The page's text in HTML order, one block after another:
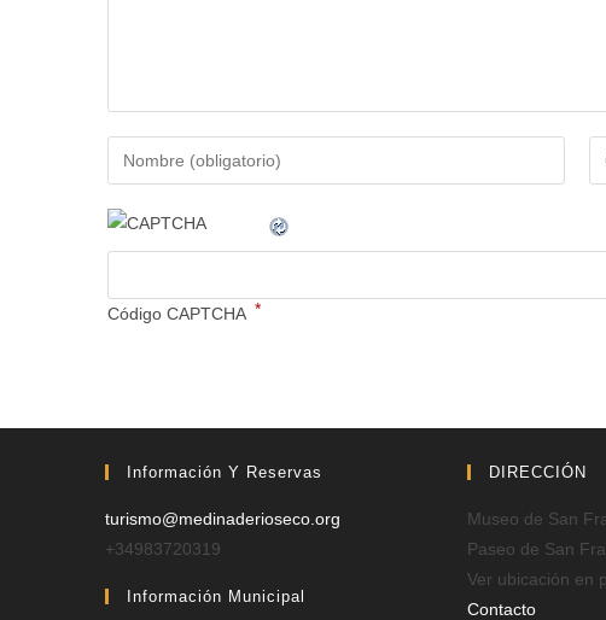
Código CAPTCHA *
Información Y Reservas
turismo@medinaderioseco.org
+34983720319
Información Municipal
DIRECCIÓN
Museo de San
Paseo de San
Ver ubicación en
Contacto